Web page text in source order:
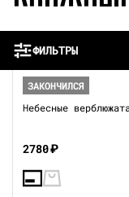
ФИЛЬТРЫ
ЗАКОНЧИЛСЯ
Небесные
2780₽